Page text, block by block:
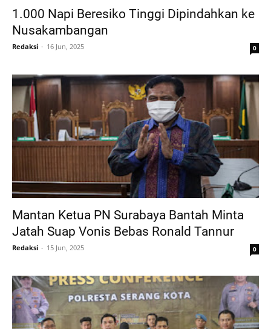
1.000 Napi Beresiko Tinggi Dipindahkan ke
Nusakambangan
Redaksi 16 Jun, 2025 0
Mantan Ketua PN Surabaya Bantah Minta
Jatah Suap Vonis Bebas Ronald Tannur
Redaksi 15 Jun, 2025 0